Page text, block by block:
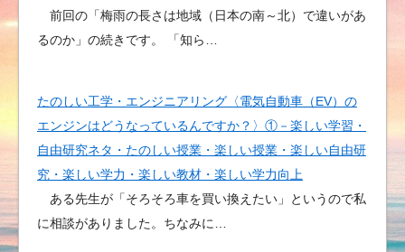
前回の「梅雨の長さは地域（日本の南～北）で違いがあ
るのか」の続きです。 「知ら…
たのしい工学・エンジニアリング〈電気自動車（EV）の
エンジンはどうなっているんですか？〉①－楽しい学習・
自由研究ネタ・たのしい授業・楽しい授業・楽しい自由研
究・楽しい学力・楽しい教材・楽しい学力向上
ある先生が「そろそろ車を買い換えたい」というので私
に相談がありました。ちなみに…